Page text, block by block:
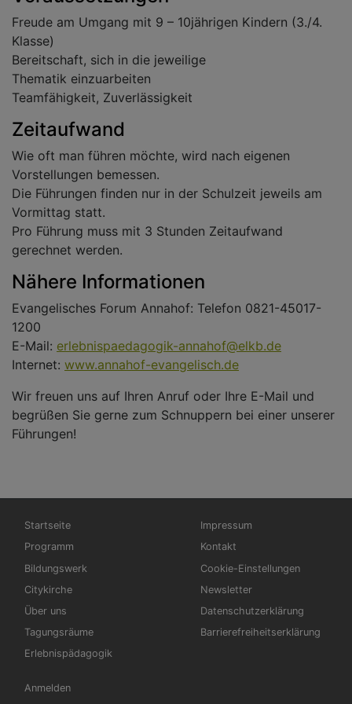
Freude am Umgang mit 9 – 10jährigen Kindern (3./4.
Klasse)
Bereitschaft, sich in die jeweilige
Thematik einzuarbeiten
Teamfähigkeit, Zuverlässigkeit
Zeitaufwand
Wie oft man führen möchte, wird nach eigenen
Vorstellungen bemessen.
Die Führungen finden nur in der Schulzeit jeweils am
Vormittag statt.
Pro Führung muss mit 3 Stunden Zeitaufwand
gerechnet werden.
Nähere Informationen
Evangelisches Forum Annahof: Telefon 0821-45017-
1200
E-Mail: erlebnispaedagogik-annahof@elkb.de
Internet: www.annahof-evangelisch.de
Wir freuen uns auf Ihren Anruf oder Ihre E-Mail und
begrüßen Sie gerne zum Schnuppern bei einer unserer
Führungen!
Hauptnavigation
Startseite
Programm
Bildungswerk
Citykirche
Über uns
Tagungsräume
Erlebnispädagogik
Fußbereichsmenü
Impressum
Kontakt
Cookie-Einstellungen
Newsletter
Datenschutzerklärung
Barrierefreiheitserklärung
Benutzermenü
Anmelden